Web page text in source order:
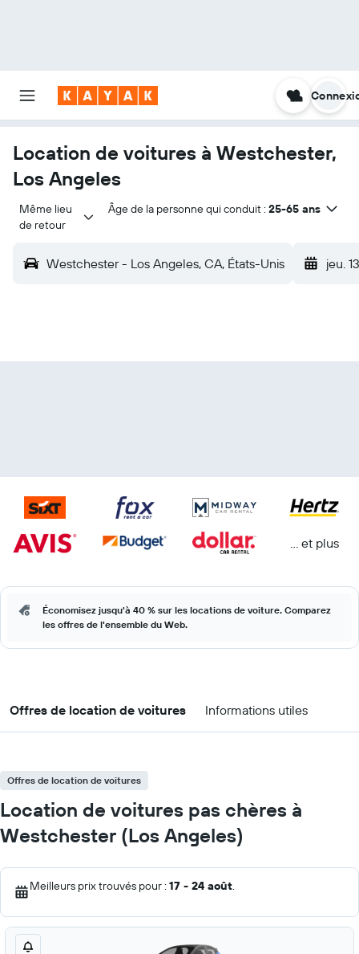
Location de voitures à Westchester,
Los Angeles
Même lieu
de retour
Âge de la personne qui conduit : 25-65 ans
Westchester - Los Angeles, CA, États-Unis jeu.
… et plus
Économisez jusqu'à 40 % sur les locations de voiture. Comparez
les offres de l'ensemble du Web.
Offres de location de voitures Informations utiles
Offres de location de voitures
Location de voitures pas chères à
Westchester (Los Angeles)
Meilleurs prix trouvés pour : 17 - 24 août.